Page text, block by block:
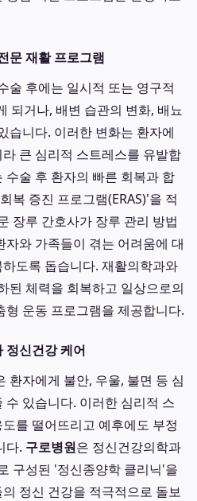
문 재활 프로그램
술 후에는 일시적 또는 영구적
되거나, 배변 습관의 변화, 배뇨
습니다. 이러한 변화는 환자에
큰 심리적 스트레스를 유발합
수술 후 환자의 빠른 회복과 합
복 증진 프로그램(ERAS)'을 적
장루 간호사가 장루 관리 방법
와 가족들이 겪는 어려움에 대
도록 돕습니다. 재활의학과와
된 체력을 회복하고 일상으로의
형 운동 프로그램을 제공합니다.
정신건강 케어
환자에게 불안, 우울, 불면 등 심
있습니다. 이러한 심리적 스
를 떨어뜨리고 예후에도 부정
다. 구로병원은 정신건강의학과
구성된 '정신종양학 클리닉'을
정신 건강을 적극적으로 돌보